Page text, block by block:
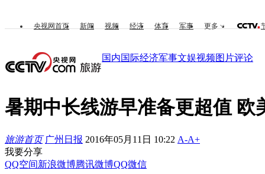
央视网首页 新闻 视频 经济 体育 军事 更多
国内国际经济军事文娱视频图片评论
暑期中长线游早准备更超值 欧
旅游首页 广州日报 2016年05月11日 10:22 A-A+
我要分享
QQ空间新浪微博腾讯微博QQ微信